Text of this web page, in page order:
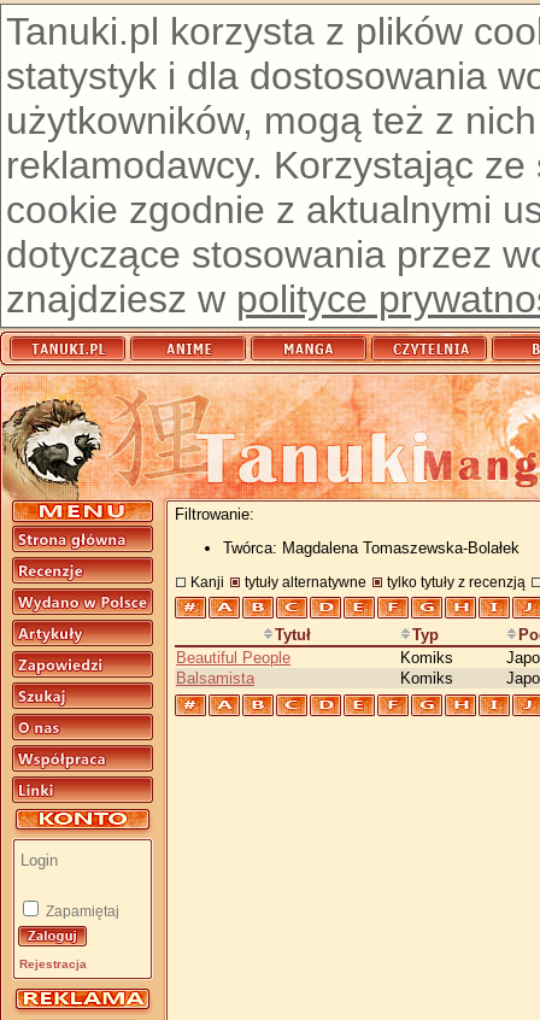
Tanuki.pl korzysta z plików
statystyk i dla dostosowania
użytkowników, mogą też z
reklamodawcy. Korzystając
cookie zgodnie z aktualnymi
dotyczące stosowania przez
znajdziesz w polityce
Zapamiętaj
Rejestracja
Filtrowanie:
Twórca: Magdalena Tomaszewska-Bolałek
Kanji tytuły alternatywne tylko tytuły z recenzją
Tytuł Typ
Beautiful People
Komiks
Balsamista
Komiks